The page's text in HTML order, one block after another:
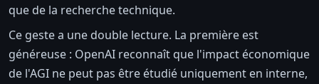
que de la recherche technique.
Ce geste a une double lecture. La première est
généreuse : OpenAI reconnaît que l'impact économique
de l'AGI ne peut pas être étudié uniquement en interne,